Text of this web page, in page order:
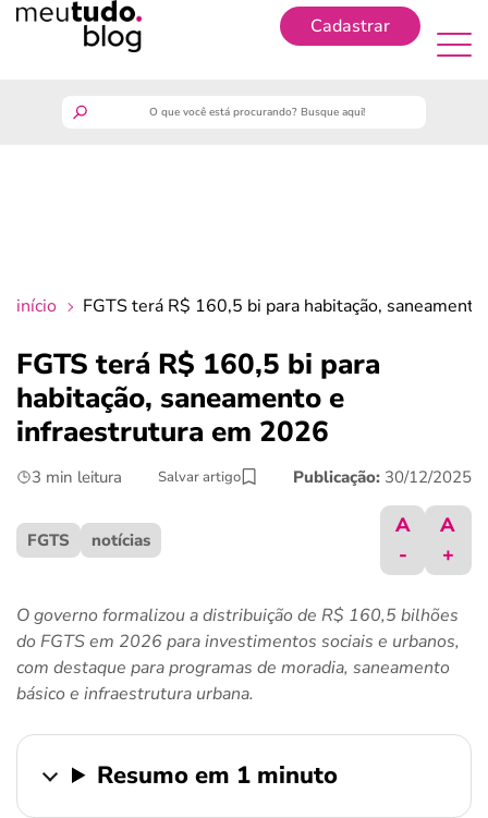
Cadastrar
crédito fácil
início FGTS terá R$ 160,5 bi para habitação,
FGTS terá R$ 160,5 bi para
habitação, saneamento e
infraestrutura em 2026
3 min leitura Salvar artigo Publicação: 30/12/2025
FGTS notícias
A
-
A
+
O governo formalizou a distribuição de R$ 160,5 bilhões
do FGTS em 2026 para investimentos sociais e urbanos,
com destaque para programas de moradia, saneamento
básico e infraestrutura urbana.
Resumo em 1 minuto